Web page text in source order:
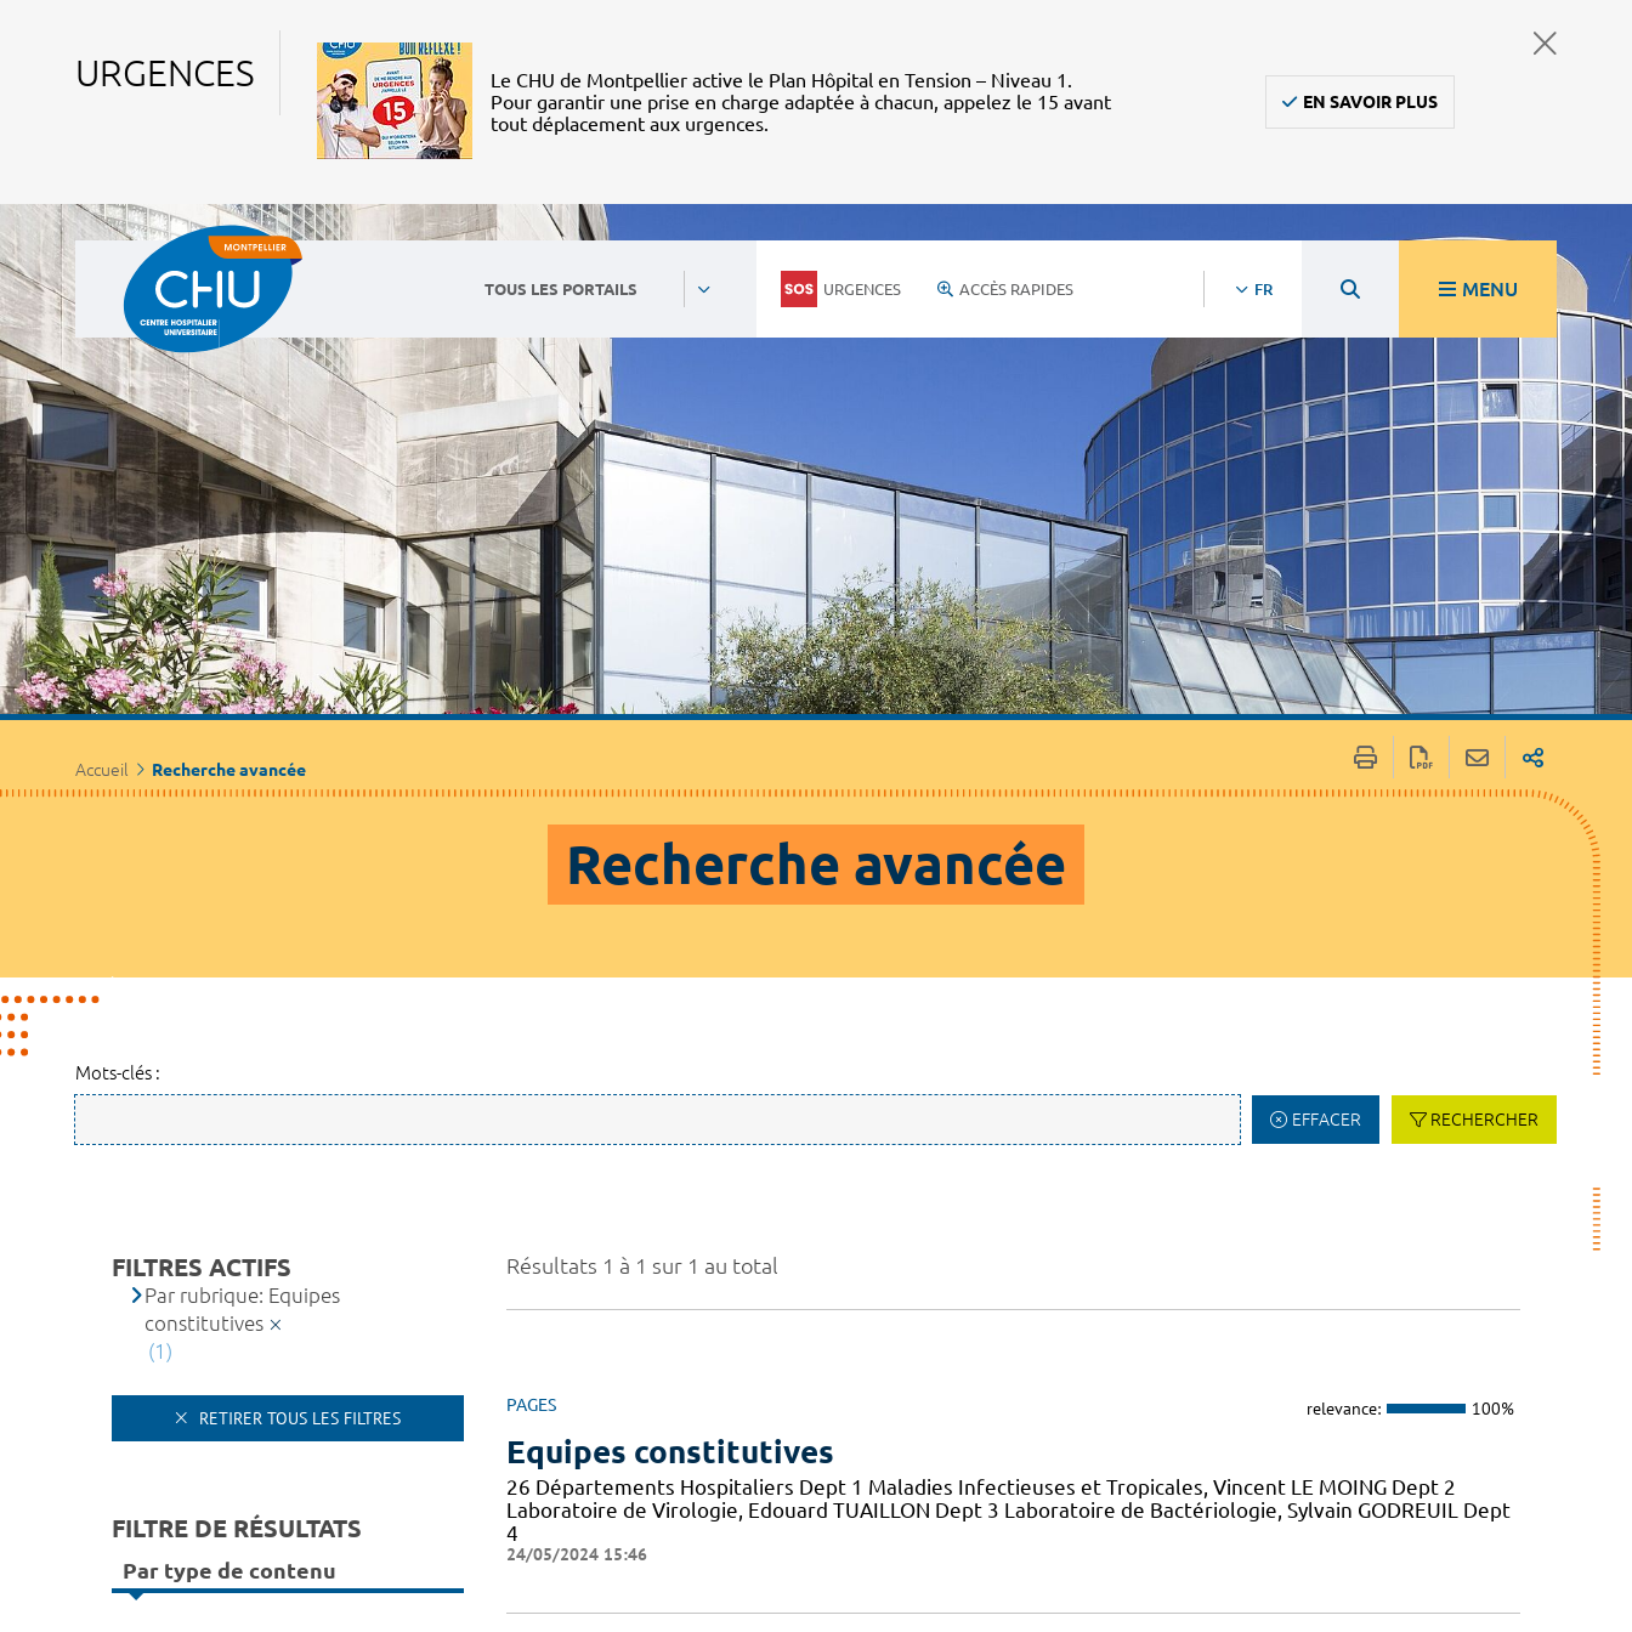
URGENCES
Le CHU de Montpellier active le Plan Hôpital en Tension – Niveau 1.
Pour garantir une prise en charge adaptée à chacun, appelez le 15 avant
tout déplacement aux urgences.
EN SAVOIR PLUS
TOUS LES PORTAILS URGENCES ACCÈS RAPIDES FR MENU
Accueil Recherche avancée
Recherche avancée
Mots-clés :
EFFACER RECHERCHER
Résultats 1 à 1 sur 1 au total
PAGES relevance: 100%
Equipes constitutives
26 Départements Hospitaliers Dept 1 Maladies Infectieuses et Tropicales, Vincent LE MOING Dept 2
Laboratoire de Virologie, Edouard TUAILLON Dept 3 Laboratoire de Bactériologie, Sylvain GODREUIL Dept
4
24/05/2024 15:46
FILTRES ACTIFS
Par rubrique: Equipes
constitutives
(1)
RETIRER TOUS LES FILTRES
FILTRE DE RÉSULTATS
Par type de contenu